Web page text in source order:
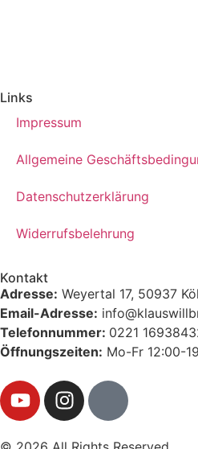
Links
Impressum
Allgemeine
Datenschutzerklärung
Widerrufsbelehrung
Kontakt
Adresse: Weyertal 17, 50937
Email-Adresse:
Telefonnummer: 0221
Öffnungszeiten: Mo-Fr 12:00-